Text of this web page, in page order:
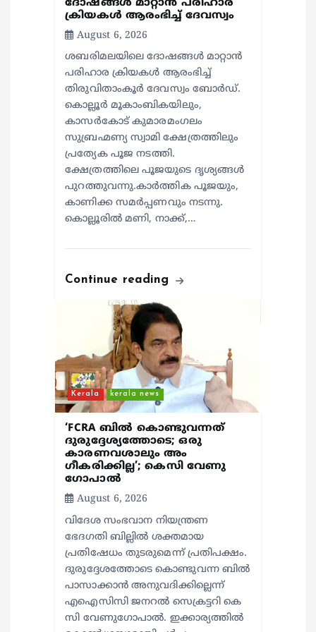
ദോഷങ്ങൾ മാറ്റാൻ പരിഹാര
ക്രിയകൾ ആരംഭിച്ച് ദേവസ്വം
August 6, 2026
ശബരിമലയിലെ ദോഷങ്ങൾ മാറ്റാൻ
പരിഹാര ക്രിയകൾ ആരംഭിച്ച്
തിരുവിതാംകൂർ ദേവസ്വം ബോർഡ്.
കൊല്ലൂർ മൂകാംബികയിലും,
കാസർകോട് കുമാരമംഗലം
സുബ്രഹ്മണ്യ സ്വാമി ക്ഷേത്രത്തിലും
പ്രത്യേക പൂജ നടത്തി.
ക്ഷേത്രത്തിലെ പൂജയുടെ ദൃശ്യങ്ങൾ
പുറത്തുവന്നു.കാർത്തിക പൂജയും,
കാണിക്ക സമർപ്പണവും നടന്നു.
കൊല്ലൂരിൽ മണി, നാക്ക്,…
Continue reading
Kerala kerala news
‘FCRA ബിൽ കൊണ്ടുവന്നത്
ദുരുദ്ദേശ്യത്തോടെ; ഒരു
കാരണവശാലും അം​
ഗീകരിക്കില്ല’; കെസി വേണു​
ഗോപാൽ
August 6, 2026
വിദേശ സംഭവാന നിയന്ത്രണ
ഭേദഗതി ബില്ലിൽ ശക്തമായ
പ്രതിഷേധം തുടരുമെന്ന് പ്രതിപക്ഷം.
ദുരുദ്ദേശത്തോടെ കൊണ്ടുവന്ന ബിൽ
പാസാക്കാൻ അനുവദിക്കില്ലെന്ന്
എഐസിസി ജനറൽ സെക്രട്ടറി കെ
സി വേണുഗോപാൽ. ഇക്കാര്യത്തിൽ